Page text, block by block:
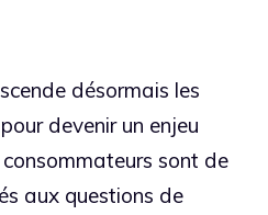
désormais les
devenir un enjeu
sont de
aux questions de